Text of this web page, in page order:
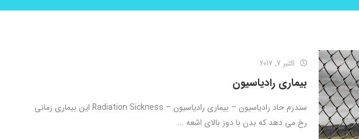
اکتبر 7, 2017
بیماری رادیاسیون
سندرم حاد رادیاسیون – بیماری رادیاسیون – Radiation Sickness این بیماری زمانی
رخ می دهد که بدن با دوز بالای اشعه ...